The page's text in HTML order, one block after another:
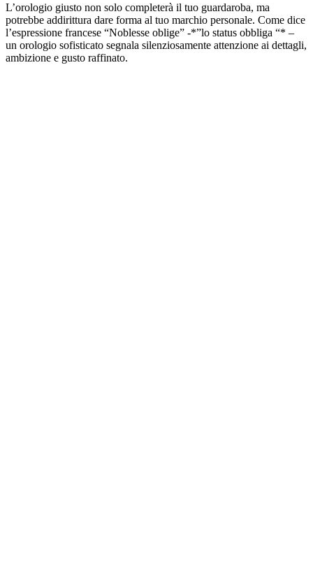
L’orologio giusto non solo completerà il tuo guardaroba, ma
potrebbe addirittura dare forma al tuo marchio personale. Come dice
l’espressione francese “Noblesse oblige” -*”lo status obbliga “* –
un orologio sofisticato segnala silenziosamente attenzione ai dettagli,
ambizione e gusto raffinato.